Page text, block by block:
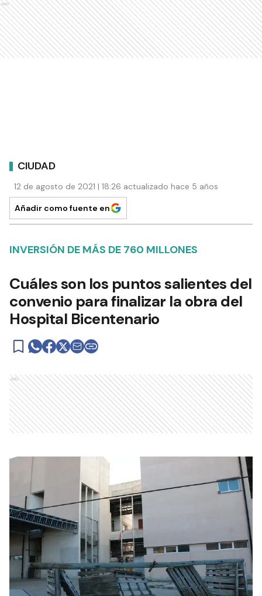
Ads
CIUDAD
12 de agosto de 2021 | 18:26 actualizado hace 5 años
Añadir como fuente en
INVERSIÓN DE MÁS DE 760 MILLONES
Cuáles son los puntos salientes del
convenio para finalizar la obra del
Hospital Bicentenario
Ads